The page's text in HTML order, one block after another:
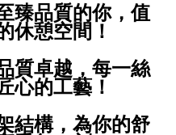
臻品質的你，值
休憩空間！
質卓越，每一絲
心的工藝！
結構，為你的舒